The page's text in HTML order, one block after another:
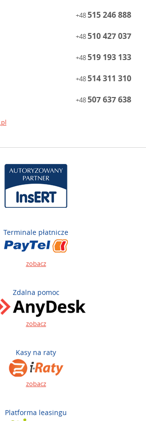
+48515 246 888
+48510 427 037
+48519 193 133
+48514 311 310
+48507 637 638
Terminale płatnicze
zobacz
Zdalna pomoc
zobacz
Kasy na raty
zobacz
Platforma leasingu